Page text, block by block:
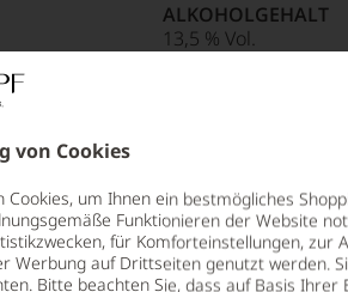
von Cookies
Cookies, um Ihnen ein bestmögliches
Funktionieren der Website
für Komforteinstellungen, zur
Werbung auf Drittseiten genutzt werden.
Bitte beachten Sie, dass auf Basis
ALKOHOLGEHALT
13,5 % Vol.